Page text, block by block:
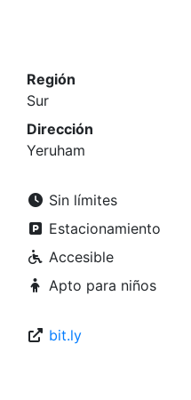
Región
Sur
Dirección
Yeruham
Sin límites
Estacionamiento
Accesible
Apto para niños
bit.ly